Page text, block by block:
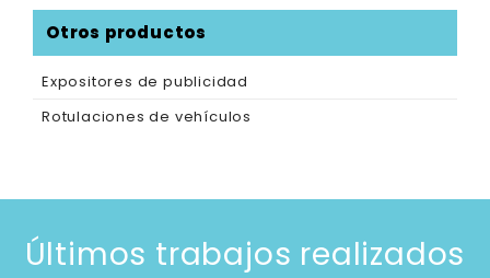
Otros productos
Expositores de publicidad
Rotulaciones de vehículos
Últimos trabajos realizados